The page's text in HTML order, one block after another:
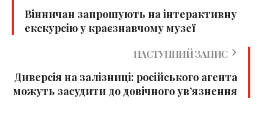
Вінничан запрошують на інтерактивну
екскурсію у краєзнавчому музеї
НАСТУПНИЙ ЗАПИС
Диверсія на залізниці: російського агента
можуть засудити до довічного ув’язнення